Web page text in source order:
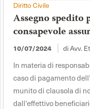
Diritto Civile
Assegno spedito
consapevole
10/07/2024 di Avv.
In materia di
caso di pagamento
munito di clausola di
dall’effettivo